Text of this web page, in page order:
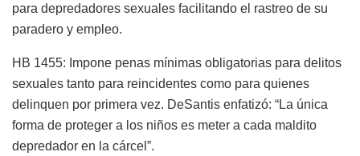
para depredadores sexuales facilitando el rastreo de su
paradero y empleo.
HB 1455: Impone penas mínimas obligatorias para delitos
sexuales tanto para reincidentes como para quienes
delinquen por primera vez. DeSantis enfatizó: “La única
forma de proteger a los niños es meter a cada maldito
depredador en la cárcel”.